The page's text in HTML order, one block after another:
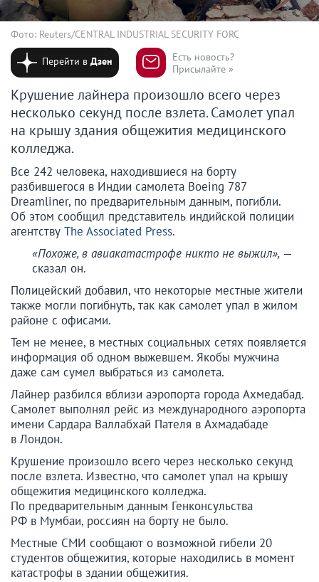
Фото: Reuters/CENTRAL INDUSTRIAL SECURITY FORC
Перейти вДзен
Есть новость?
Присылайте »
Крушение лайнера произошло всего через
несколько секунд после взлета. Самолет упал
на крышу здания общежития медицинского
колледжа.
Все 242 человека, находившиеся на борту
разбившегося в Индии самолета Boeing 787
Dreamliner, по предварительным данным, погибли.
Об этом сообщил представитель индийской полиции
агентству The Associated Press.
«Похоже, в авиакатастрофе никто не выжил», —
сказал он.
Полицейский добавил, что некоторые местные жители
также могли погибнуть, так как самолет упал в жилом
районе с офисами.
Тем не менее, в местных социальных сетях появляется
информация об одном выжевшем. Якобы мужчина
даже сам сумел выбраться из самолета.
Лайнер разбился вблизи аэропорта города Ахмедабад.
Самолет выполнял рейс из международного аэропорта
имени Сардара Валлабхай Пателя в Ахмадабаде
в Лондон.
Крушение произошло всего через несколько секунд
после взлета. Известно, что самолет упал на крышу
общежития медицинского колледжа.
По предварительным данным Генконсульства
РФ в Мумбаи, россиян на борту не было.
Местные СМИ сообщают о возможной гибели 20
студентов общежития, которые находились в момент
катастрофы в здании общежития.